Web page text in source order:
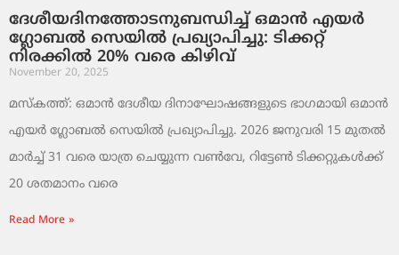
ദേശീയദിനത്തോടനുബന്ധിച്ച് ഒമാൻ എയർ
ഗ്ലോബൽ സെയിൽ പ്രഖ്യാപിച്ചു: ടിക്കറ്റ്
നിരക്കിൽ 20% വരെ കിഴിവ്
November 20, 2025
മസ്‌കത്ത്: ഒമാൻ ദേശീയ ദിനാഘോഷങ്ങളുടെ ഭാഗമായി ഒമാൻ
എയർ ഗ്ലോബൽ സെയിൽ പ്രഖ്യാപിച്ചു. 2026 ജനുവരി 15 മുതൽ
മാർച്ച് 31 വരെ യാത്ര ചെയ്യുന്ന വൺവേ, റിട്ടേൺ ടിക്കറ്റുകൾക്ക്
20 ശതമാനം വരെ
Read More »